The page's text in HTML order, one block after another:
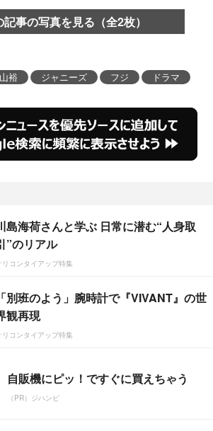
記事の写真を見る（全2枚）
裕 ジャニーズ フジ ドラマ
島海荷さんと学ぶ 日常に潜む“人身取
”のリアル
リコンタイアップ特集
「別班のよう」腕時計で『VIVANT』の世
観再現
リコンタイアップ特集
自販機にピッ！ですぐに買えちゃう
（PR）ジハンピ